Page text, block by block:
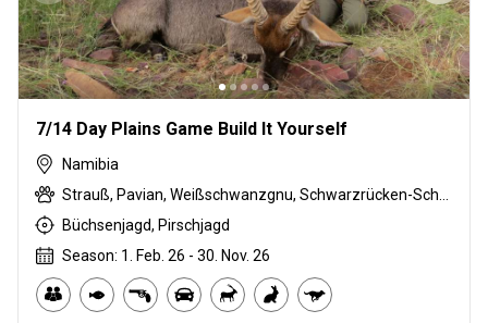
7/14 Day Plains Game Build It Yourself
Namibia
Strauß, Pavian, Weißschwanzgnu, Schwarzrücken-Schakal, Schwarznasenimpala, Streifengnu, Burchell Zebra, Kap Elenantilope, Blessbock, Kronenducker, Spießbock, Giraffe, Hartmann Bergzebra, Impala, Kalahari Springbock, Kudu, Südafrikanische Kuhantilope, Pferdeantilope, Zobel, Steinböckchen, Warzenschwein, Wasserbock
Büchsenjagd, Pirschjagd
Season: 1. Feb. 26 - 30. Nov. 26